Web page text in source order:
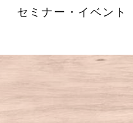
セミナー・イベント